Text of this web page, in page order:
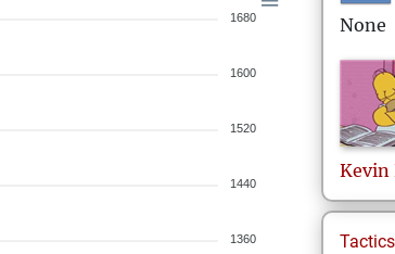
1680
1600
1520
1440
1360
None
Kevin